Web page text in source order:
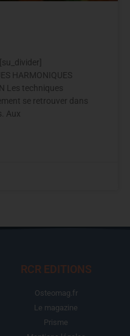
HARMONIQUES
Les techniques
se retrouver dans
Aux
RCR EDITIONS
Osteomag.fr
Le magazine
Prisme